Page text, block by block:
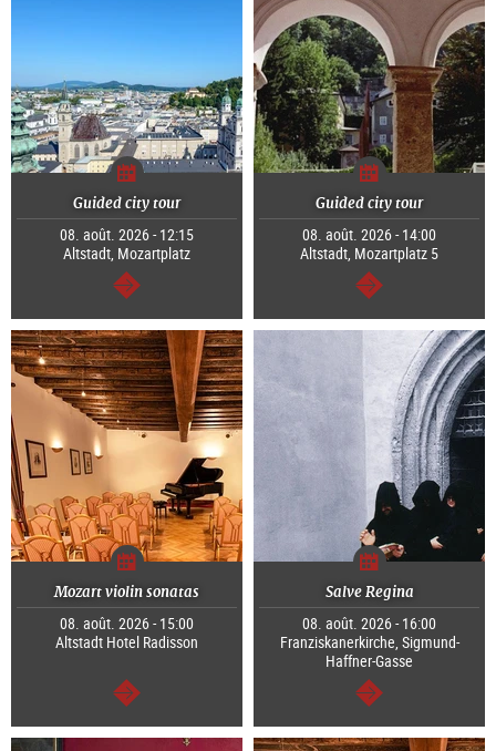
Guided city tour
08. août. 2026 - 12:15
Altstadt, Mozartplatz
Continuer
Guided city tour
08. août. 2026 - 14:00
Altstadt, Mozartplatz 5
Continuer
Mozart violin sonatas
08. août. 2026 - 15:00
Altstadt Hotel Radisson
Continuer
Salve Regina
08. août. 2026 - 16:00
Franziskanerkirche, Sigmund-
Haffner-Gasse
Continuer